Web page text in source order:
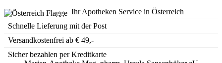
Ihr Apotheken Service in Österreich
Schnelle Lieferung mit der Post
Versandkostenfrei ab € 49,-
Sicher bezahlen per Kreditkarte